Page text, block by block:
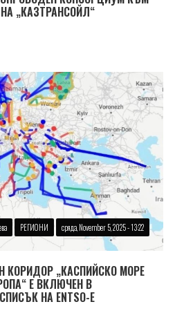
„КАЗТРАНСОЙЛ“
РЕГИОНИ сряда, November 5, 2025 - 13:22
КОРИДОР „КАСПИЙСКО МОРЕ
Е ВКЛЮЧЕН В
НА ENTSO-Е